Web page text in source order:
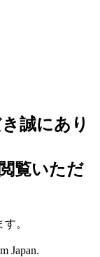
誠にあり
覧いただ
。
Japan.